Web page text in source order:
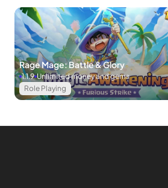
กลุ่มนักล่าสมบัติต่างดาวชื่อ Tengkotak มา
Ochobot เพื่อควบคุมเขาในการค้นหาที่ตั้
รู้จักกันในชื่อ Sfera Kuasa มันซ่อนตัวอยู่ใ
Sfera Kuasa
Rage Mage: Battle & Glory
Role Playing
1.1.9 Unlimited money and gems